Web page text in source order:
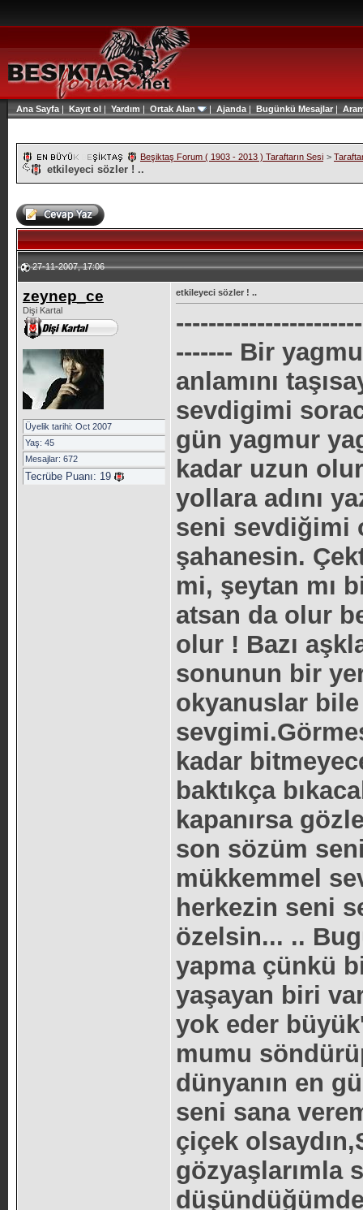
Ana Sayfa | Kayıt ol | Yardım | Ortak Alan | Ajanda | Bugünkü Mesajlar|
Beşiktaş Forum ( 1903 - 2013 ) Taraftarın Sesi >
etkileyeci sözler ! ..
27-11-2007, 17:06
zeynep_ce
Dişi Kartal
Üyelik tarihi: Oct 2007
Yaş: 45
Mesajlar: 672
Tecrübe Puanı: 19
etkileyeci sözler ! ..
------- Bir
anlamını
sevdigimi
gün yagmur
kadar uzun
yollara adını
seni sevdiğimi
şahanesin.
mi, şeytan mı
atsan da olur
olur ! Bazı
sonunun bir
okyanuslar bile
kadar
baktıkça
kapanırsa
son sözüm
mükkemmel
herkezin seni
özelsin... ..
yapma çünkü
yaşayan biri
yok eder
mumu
dünyanın en
seni sana
çiçek
gözyaşlarımla